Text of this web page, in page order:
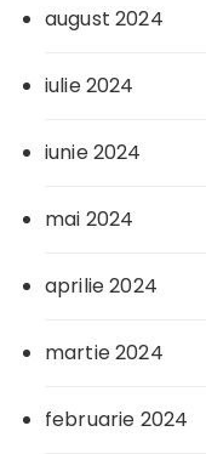
august 2024
iulie 2024
iunie 2024
mai 2024
aprilie 2024
martie 2024
februarie 2024